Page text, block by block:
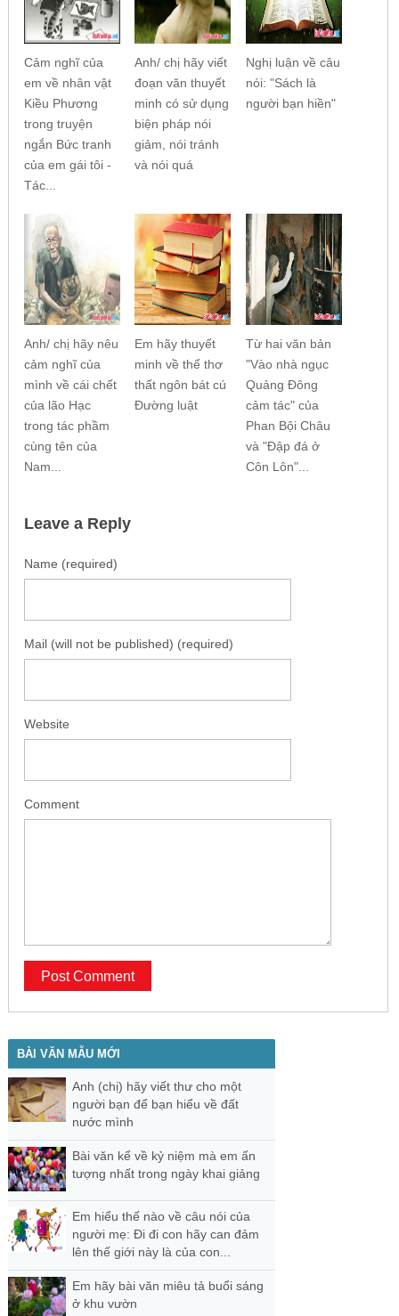
Cảm nghĩ của
em về nhân vật
Kiều Phương
trong truyện
ngắn Bức tranh
của em gái tôi -
Tác...
Anh/ chị hãy viết
đoạn văn thuyết
minh có sử dụng
biện pháp nói
giảm, nói tránh
và nói quá
Nghị luận về câu
nói: "Sách là
người bạn hiền"
Anh/ chị hãy nêu
cảm nghĩ của
mình về cái chết
của lão Hạc
trong tác phầm
cùng tên của
Nam...
Em hãy thuyết
minh về thể thơ
thất ngôn bát cú
Đường luật
Từ hai văn bản
"Vào nhà ngục
Quảng Đông
cảm tác" của
Phan Bội Châu
và "Đập đá ở
Côn Lôn"...
Leave a Reply
Name (required)
Mail (will not be published) (required)
Website
Comment
BÀI VĂN MẪU MỚI
Anh (chị) hãy viết thư cho một
người bạn để bạn hiểu về đất
nước mình
Bài văn kể về kỷ niệm mà em ấn
tượng nhất trong ngày khai giảng
Em hiểu thế nào về câu nói của
người mẹ: Đi đi con hãy can đảm
lên thế giới này là của con...
Em hãy bài văn miêu tả buổi sáng
ở khu vườn